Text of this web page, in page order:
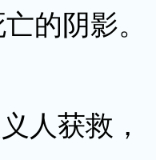
的阴影。
人获救，